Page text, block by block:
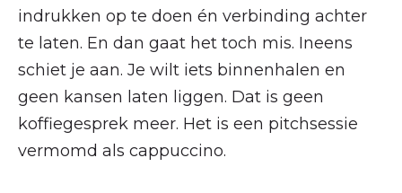
indrukken op te doen én verbinding achter
te laten. En dan gaat het toch mis. Ineens
schiet je aan. Je wilt iets binnenhalen en
geen kansen laten liggen. Dat is geen
koffiegesprek meer. Het is een pitchsessie
vermomd als cappuccino.